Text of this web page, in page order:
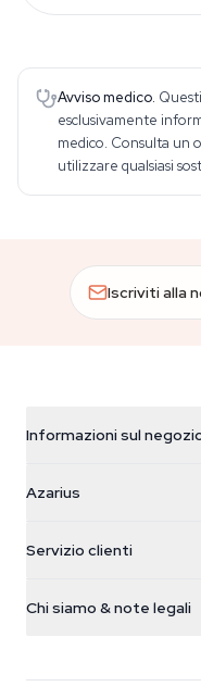
Avviso medico.
esclusivamente
medico. Consulta un
utilizzare qualsiasi
Iscriviti alla
Informazioni sul
Galvaniweg 11
Nederland
+31(0)204897914
Azarius
Smokeshop
Servizio clienti
Chi siamo & note legali
Wiki